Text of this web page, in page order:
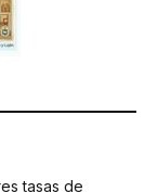
tasas de